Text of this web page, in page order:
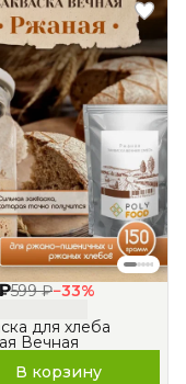
599 ₽−33%
для хлеба
Вечная
В корзину